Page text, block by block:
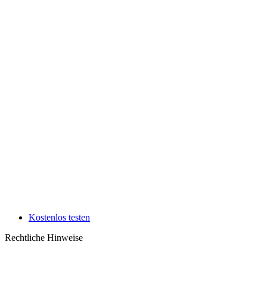
Kostenlos testen
Rechtliche Hinweise